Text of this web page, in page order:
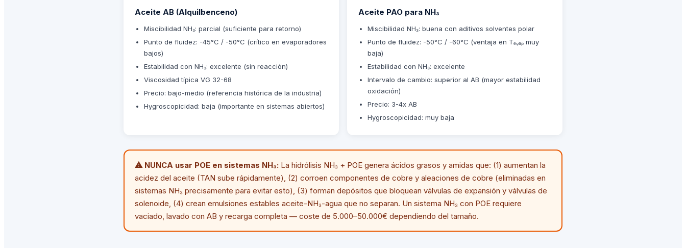
Aceite AB (Alquilbenceno)
Miscibilidad NH₃: parcial (suficiente para retorno)
Punto de fluidez: -45°C / -50°C (crítico en evaporadores
bajos)
Estabilidad con NH₃: excelente (sin reacción)
Viscosidad típica VG 32-68
Precio: bajo-medio (referencia histórica de la industria)
Hygroscopicidad: baja (importante en sistemas abiertos)
Aceite PAO para NH₃
Miscibilidad NH₃: buena con aditivos solventes polar
Punto de fluidez: -50°C / -60°C (ventaja en Tₑᵥₐₚ muy
baja)
Estabilidad con NH₃: excelente
Intervalo de cambio: superior al AB (mayor estabilidad
oxidación)
Precio: 3-4x AB
Hygroscopicidad: muy baja
⚠ NUNCA usar POE en sistemas NH₃: La hidrólisis NH₃ + POE genera ácidos grasos y amidas que: (1) aumentan la
acidez del aceite (TAN sube rápidamente), (2) corroen componentes de cobre y aleaciones de cobre (eliminadas en
sistemas NH₃ precisamente para evitar esto), (3) forman depósitos que bloquean válvulas de expansión y válvulas de
solenoide, (4) crean emulsiones estables aceite-NH₃-agua que no separan. Un sistema NH₃ con POE requiere
vaciado, lavado con AB y recarga completa — coste de 5.000–50.000€ dependiendo del tamaño.